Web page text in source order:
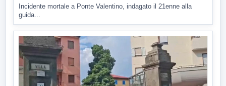
Incidente mortale a Ponte Valentino, indagato il 21enne alla
guida...